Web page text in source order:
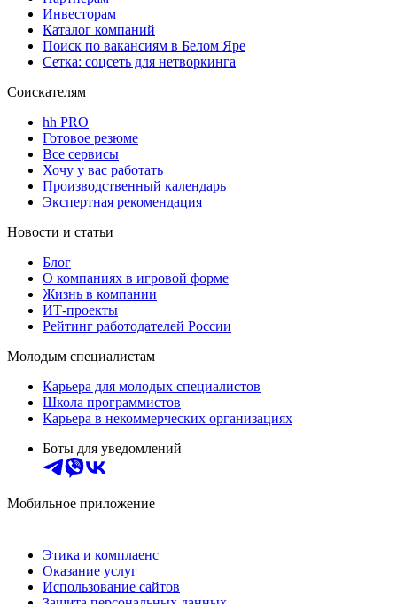
Инвесторам
Каталог компаний
Поиск по вакансиям в Белом Яре
Сетка: соцсеть для нетворкинга
Соискателям
hh PRO
Готовое резюме
Все сервисы
Хочу у вас работать
Производственный календарь
Экспертная рекомендация
Новости и статьи
Блог
О компаниях в игровой форме
Жизнь в компании
ИТ-проекты
Рейтинг работодателей России
Молодым специалистам
Карьера для молодых специалистов
Школа программистов
Карьера в некоммерческих организациях
Боты для уведомлений
Мобильное приложение
Этика и комплаенс
Оказание услуг
Использование сайтов